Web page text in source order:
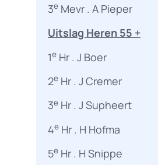
3e Mevr . A
Uitslag Heren 55 +
1e Hr . J
2e Hr . J
3e Hr . J
4e Hr . H
5e Hr . H